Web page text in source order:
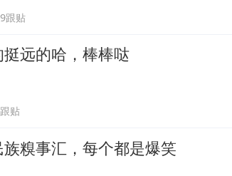
跟贴
远的哈，棒棒哒
贴
族糗事汇，每个都是爆笑